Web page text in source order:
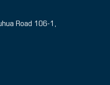
Road 106-1,